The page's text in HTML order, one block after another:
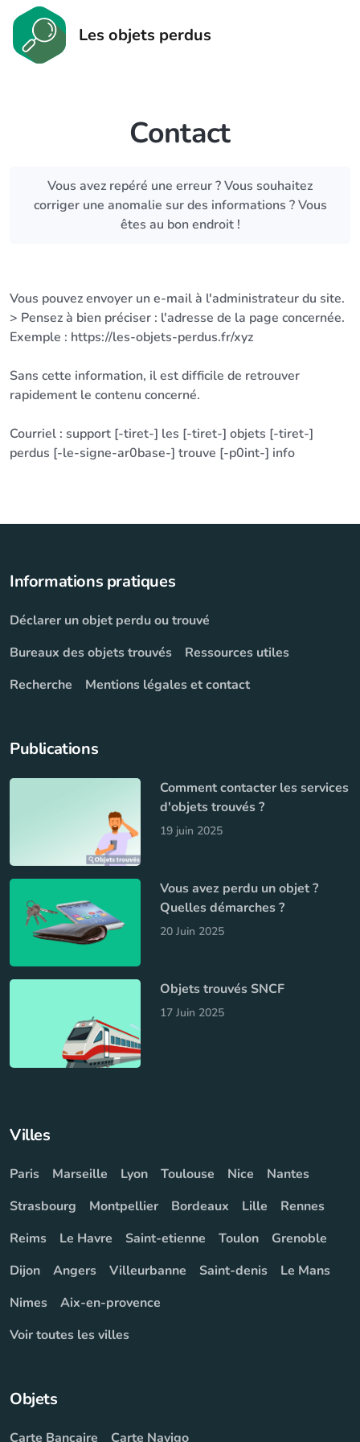
Les objets perdus
Contact
Vous avez repéré une erreur ? Vous souhaitez
corriger une anomalie sur des informations ? Vous
êtes au bon endroit !
Vous pouvez envoyer un e-mail à l'administrateur du site.
> Pensez à bien préciser : l'adresse de la page concernée.
Exemple : https://les-objets-perdus.fr/xyz
Sans cette information, il est difficile de retrouver
rapidement le contenu concerné.
Courriel : support [-tiret-] les [-tiret-] objets [-tiret-]
perdus [-le-signe-ar0base-] trouve [-p0int-] info
Informations pratiques
Déclarer un objet perdu ou trouvé
Bureaux des objets trouvés
Ressources utiles
Recherche
Mentions légales et contact
Publications
Comment contacter les services
d'objets trouvés ?
19 juin 2025
Vous avez perdu un objet ?
Quelles démarches ?
20 Juin 2025
Objets trouvés SNCF
17 Juin 2025
Villes
Paris Marseille Lyon Toulouse Nice
Nantes
Strasbourg
Montpellier Bordeaux Lille
Rennes
Reims
Le Havre Saint-etienne Toulon
Grenoble
Dijon
Angers Villeurbanne Saint-denis
Le Mans
Nimes
Aix-en-provence
Voir toutes les villes
Objets
Carte Bancaire Carte Navigo